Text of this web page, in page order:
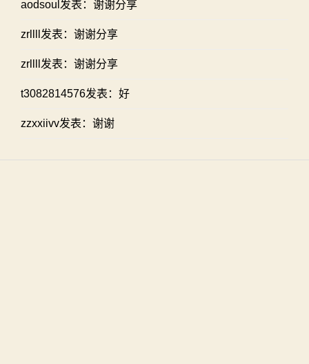
aodsoul发表：谢谢分享
zrllll发表：谢谢分享
zrllll发表：谢谢分享
t3082814576发表：好
zzxxiivv发表：谢谢